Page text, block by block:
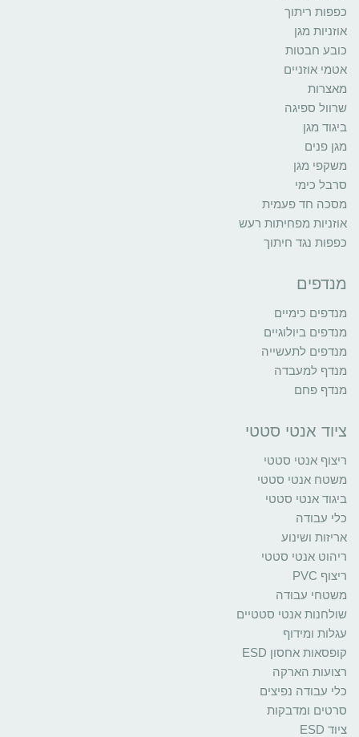
כפפות ריתוך
אוזניות מגן
כובע חבטות
אטמי אוזניים
מאצרות
שרוול ספיגה
ביגוד מגן
מגן פנים
משקפי מגן
סרבל כימי
מסכה חד פעמית
אוזניות מפחיתות רעש
כפפות נגד חיתוך
מנדפים
מנדפים כימיים
מנדפים ביולוגיים
מנדפים לתעשייה
מנדף למעבדה
מנדף פחם
ציוד אנטי סטטי
ריצוף אנטי סטטי
משטח אנטי סטטי
ביגוד אנטי סטטי
כלי עבודה
אריזות ושינוע
ריהוט אנטי סטטי
ריצוף PVC
משטחי עבודה
שולחנות אנטי סטטיים
עגלות ומידוף
קופסאות אחסון ESD
רצועות הארקה
כלי עבודה נפיצים
סרטים ומדבקות
ציוד ESD